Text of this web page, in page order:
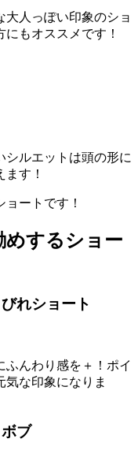
人っぽい印象のショ
もオススメです！
シルエットは頭の形に
す！
ートです！
めするショー
れショート
んわり感を＋！ポイ
気な印象になりま
ブ